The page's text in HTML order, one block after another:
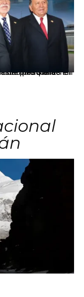
en comercio, educación, salud e industria pesquera.